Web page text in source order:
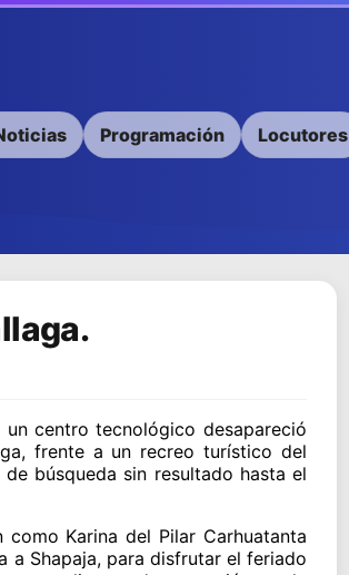
Programación Locutores
centro tecnológico desapareció
frente a un recreo turístico del
búsqueda sin resultado hasta el
Karina del Pilar Carhuatanta
a Shapaja, para disfrutar el feriado